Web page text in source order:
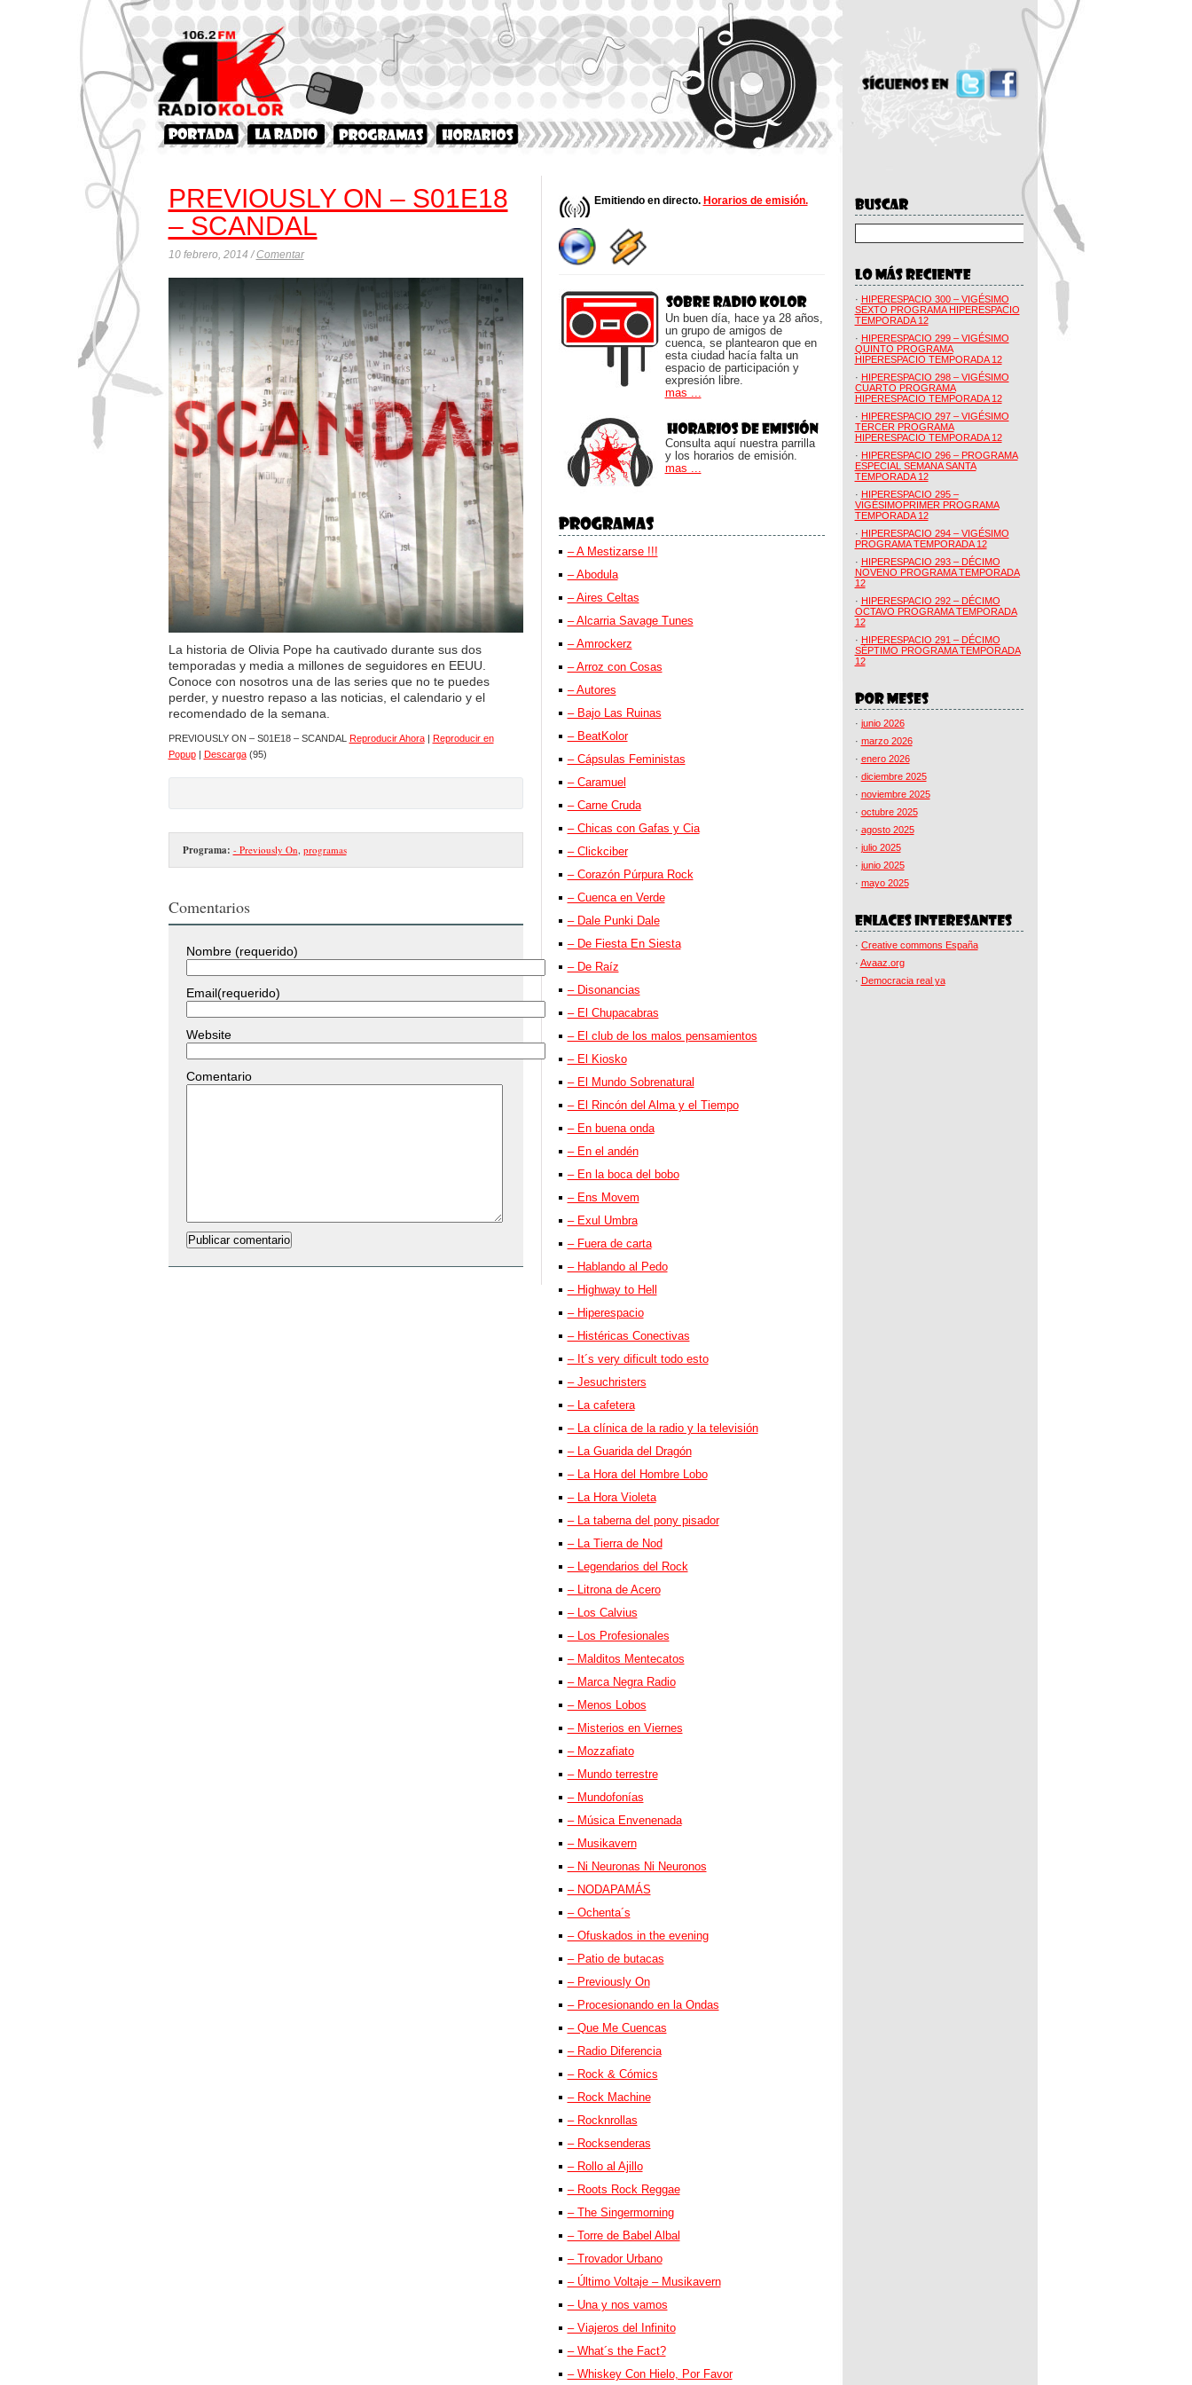
PREVIOUSLY ON – S01E18
– SCANDAL
10 febrero, 2014 /Comentar
La historia de Olivia Pope ha cautivado durante sus dos
temporadas y media a millones de seguidores en EEUU.
Conoce con nosotros una de las series que no te puedes
perder, y nuestro repaso a las noticias, el calendario y el
recomendado de la semana.
PREVIOUSLY ON – S01E18 – SCANDAL Reproducir Ahora| Reproducir en
Popup| Descarga(95)
Programa: - Previously On, programas
Comentarios
Nombre (requerido)
Email(requerido)
Website
Comentario
Emitiendo en directo. Horarios de emisión.
Un buen día, hace ya 28 años,
un grupo de amigos de
cuenca, se plantearon que en
esta ciudad hacía falta un
espacio de participación y
expresión libre.
mas ...
Consulta aquí nuestra parrilla
y los horarios de emisión.
mas ...
– A Mestizarse !!!
– Abodula
– Aires Celtas
– Alcarria Savage Tunes
– Amrockerz
– Arroz con Cosas
– Autores
– Bajo Las Ruinas
– BeatKolor
– Cápsulas Feministas
– Caramuel
– Carne Cruda
– Chicas con Gafas y Cia
– Clickciber
– Corazón Púrpura Rock
– Cuenca en Verde
– Dale Punki Dale
– De Fiesta En Siesta
– De Raíz
– Disonancias
– El Chupacabras
– El club de los malos pensamientos
– El Kiosko
– El Mundo Sobrenatural
– El Rincón del Alma y el Tiempo
– En buena onda
– En el andén
– En la boca del bobo
– Ens Movem
– Exul Umbra
– Fuera de carta
– Hablando al Pedo
– Highway to Hell
– Hiperespacio
– Histéricas Conectivas
– It´s very dificult todo esto
– Jesuchristers
– La cafetera
– La clínica de la radio y la televisión
– La Guarida del Dragón
– La Hora del Hombre Lobo
– La Hora Violeta
– La taberna del pony pisador
– La Tierra de Nod
– Legendarios del Rock
– Litrona de Acero
– Los Calvius
– Los Profesionales
– Malditos Mentecatos
– Marca Negra Radio
– Menos Lobos
– Misterios en Viernes
– Mozzafiato
– Mundo terrestre
– Mundofonías
– Música Envenenada
– Musikavern
– Ni Neuronas Ni Neuronos
– NODAPAMÁS
– Ochenta´s
– Ofuskados in the evening
– Patio de butacas
– Previously On
– Procesionando en la Ondas
– Que Me Cuencas
– Radio Diferencia
– Rock & Cómics
– Rock Machine
– Rocknrollas
– Rocksenderas
– Rollo al Ajillo
– Roots Rock Reggae
– The Singermorning
– Torre de Babel Albal
– Trovador Urbano
– Último Voltaje – Musikavern
– Una y nos vamos
– Viajeros del Infinito
– What´s the Fact?
– Whiskey Con Hielo, Por Favor
· HIPERESPACIO 300 – VIGÉSIMO
SEXTO PROGRAMA HIPERESPACIO
TEMPORADA 12
· HIPERESPACIO 299 – VIGÉSIMO
QUINTO PROGRAMA
HIPERESPACIO TEMPORADA 12
· HIPERESPACIO 298 – VIGÉSIMO
CUARTO PROGRAMA
HIPERESPACIO TEMPORADA 12
· HIPERESPACIO 297 – VIGÉSIMO
TERCER PROGRAMA
HIPERESPACIO TEMPORADA 12
· HIPERESPACIO 296 – PROGRAMA
ESPECIAL SEMANA SANTA
TEMPORADA 12
· HIPERESPACIO 295 –
VIGÉSIMOPRIMER PROGRAMA
TEMPORADA 12
· HIPERESPACIO 294 – VIGÉSIMO
PROGRAMA TEMPORADA 12
· HIPERESPACIO 293 – DÉCIMO
NOVENO PROGRAMA TEMPORADA
12
· HIPERESPACIO 292 – DÉCIMO
OCTAVO PROGRAMA TEMPORADA
12
· HIPERESPACIO 291 – DÉCIMO
SÉPTIMO PROGRAMA TEMPORADA
12
· junio 2026
· marzo 2026
· enero 2026
· diciembre 2025
· noviembre 2025
· octubre 2025
· agosto 2025
· julio 2025
· junio 2025
· mayo 2025
· Creative commons España
· Avaaz.org
· Democracia real ya